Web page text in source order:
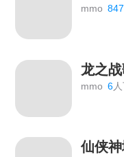
mmo 847
龙之
mmo 6人
仙侠